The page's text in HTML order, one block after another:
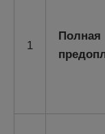
1
Полная